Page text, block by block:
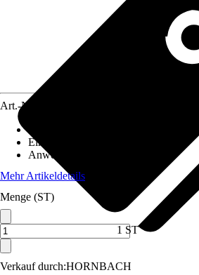
Verkauf durch:HORNBACH
Art.-Nr.
Einsatzbereich
Anwendungsbereich
Mehr Artikeldetails
Menge (ST)
1 ST